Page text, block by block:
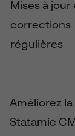
Mises à jour
corrections
régulières
Améliorez
Statamic